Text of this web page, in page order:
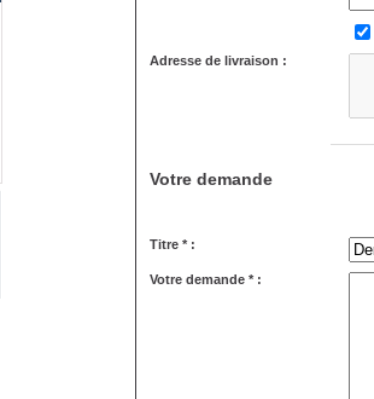
Adresse de livraison :
Votre demande
Titre * :
Votre demande * :